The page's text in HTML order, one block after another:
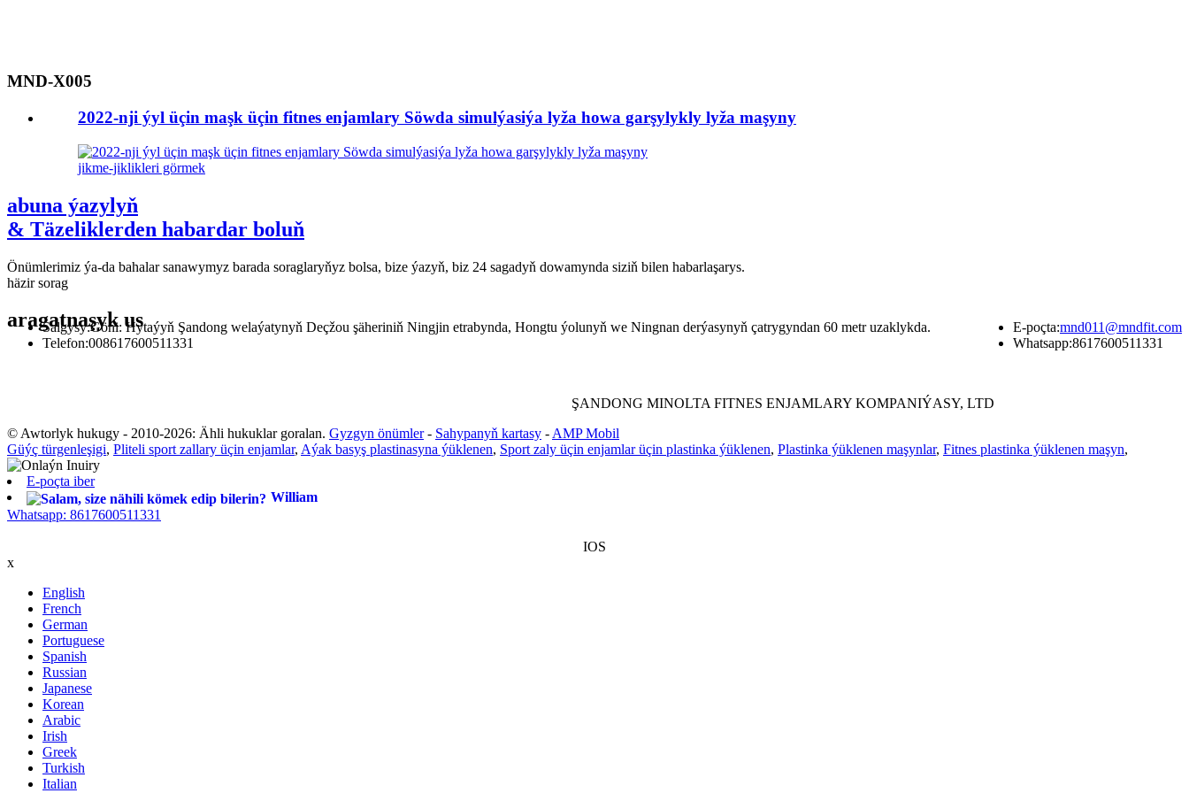
MND-X005
2022-nji ýyl üçin maşk üçin fitnes enjamlary Söwda simulýasiýa lyža howa garşylykly lyža maşyny
jikme-jiklikleri görmek
abuna ýazylyň
& Täzeliklerden habardar boluň
Önümlerimiz ýa-da bahalar sanawymyz barada soraglaryňyz bolsa, bize ýazyň, biz 24 sagadyň dowamynda siziň bilen habarlaşarys.
häzir sorag
aragatnaşykus
Salgysy:Göni: Hytaýyň Şandong welaýatynyň Deçžou şäheriniň Ningjin etrabynda, Hongtu ýolunyň we Ningnan derýasynyň çatrygyndan 60 metr uzaklykda.
Telefon:008617600511331
E-poçta:mnd011@mndfit.com
Whatsapp:8617600511331
ŞANDONG MINOLTA FITNES ENJAMLARY KOMPANIÝASY, LTD
© Awtorlyk hukugy - 2010-2026: Ähli hukuklar goralan. Gyzgyn önümler- Sahypanyň kartasy - AMP Mobil
Güýç türgenleşigi, Pliteli sport zallary üçin enjamlar, Aýak basyş plastinasyna ýüklenen, Sport zaly üçin enjamlar üçin plastinka ýüklenen, Plastinka ýüklenen maşynlar, Fitnes plastinka ýüklenen maşyn,
E-poçta iber
William
Whatsapp: 8617600511331
IOS
x
English
French
German
Portuguese
Spanish
Russian
Japanese
Korean
Arabic
Irish
Greek
Turkish
Italian